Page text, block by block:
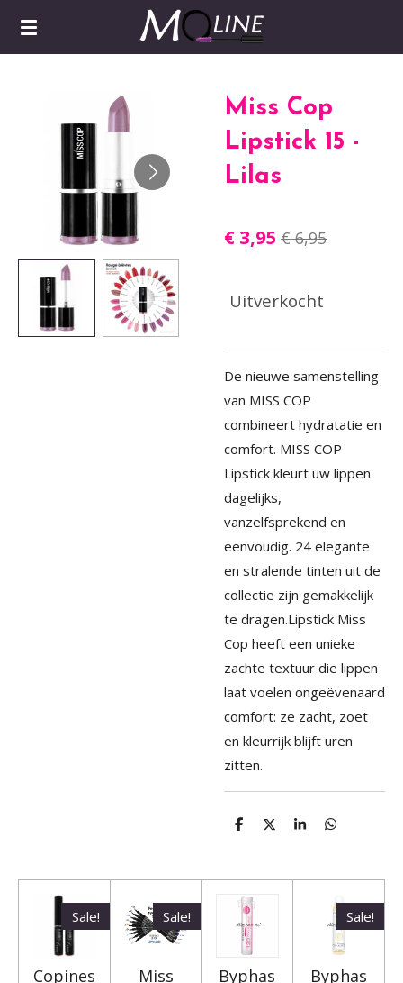
Ga
Miss Cop
Lipstick 15 -
Lilas
€ 3,95 € 6,95
Uitverkocht
De nieuwe samenstelling
van MISS COP
combineert hydratatie en
comfort. MISS COP
Lipstick kleurt uw lippen
dagelijks,
vanzelfsprekend en
eenvoudig. 24 elegante
en stralende tinten uit de
collectie zijn gemakkelijk
te dragen.Lipstick Miss
Cop heeft een unieke
zachte textuur die lippen
laat voelen ongeëvenaard
comfort: ze zacht, zoet
en kleurrijk blijft uren
zitten.
D
n
D
S
e
D
n
Sale!
Copines
Sale!
Miss
Byphas
Sale!
Byphas